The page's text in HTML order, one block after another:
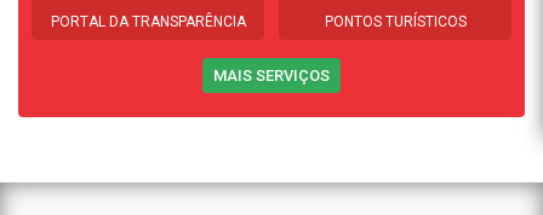
PORTAL DA TRANSPARÊNCIA PONTOS TURÍSTICOS
MAIS SERVIÇOS